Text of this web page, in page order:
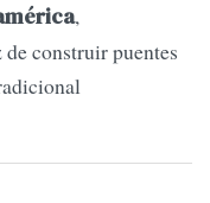
,
construir puentes